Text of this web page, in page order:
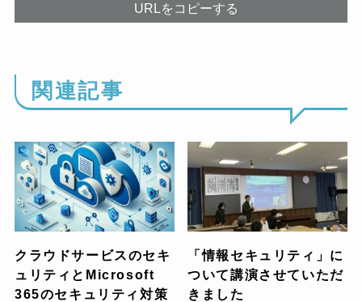
URLをコピーする
関連記事
クラウドサービスのセキ
ュリティとMicrosoft
365のセキュリティ対策
「情報セキュリティ」に
ついて講演させていただ
きました